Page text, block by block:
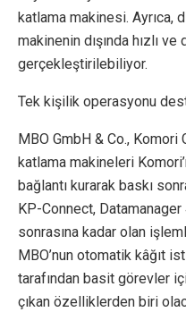
katlama makinesi. Ayrıca,
makinenin dışında hızlı
gerçekleştirilebiliyor.
Tek kişilik operasyonu
MBO GmbH & Co., Komori
katlama makineleri
bağlantı kurarak baskı
KP-Connect,
sonrasına kadar olan
MBO’nun otomatik kâğıt
tarafından basit görevler
çıkan özelliklerden biri